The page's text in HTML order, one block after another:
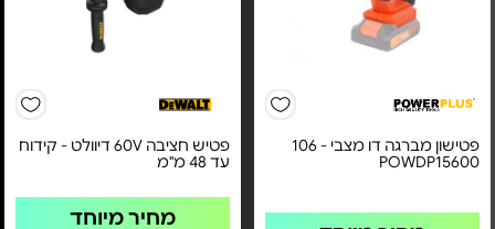
פטישון מברגה דו מצבי - 106
POWDP15600
פטיש חציבה 60V דיוולט - קידוח
עד 48 מ"מ
מחיר מיוחד